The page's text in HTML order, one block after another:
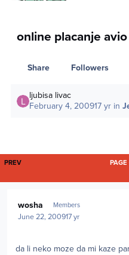
online placanje
Share Followers
ljubisa livac
February 4, 200917 yr in
FIRST PAGE
PREV
wosha Members
June 22, 200917 yr
da li neko moze da mi kaze